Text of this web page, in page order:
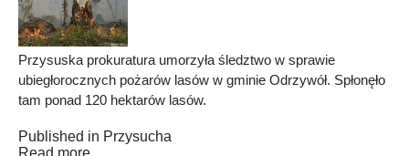
Przysuska prokuratura umorzyła śledztwo w sprawie
ubiegłorocznych pożarów lasów w gminie Odrzywół. Spłonęło
tam ponad 120 hektarów lasów.
Published in Przysucha
Read more...